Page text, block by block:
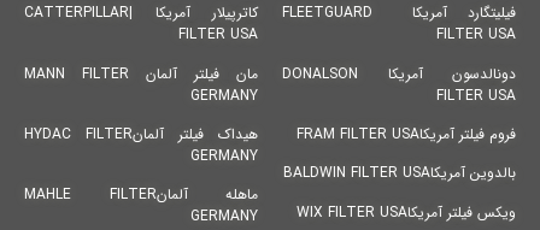
فیلیتگارد آمریکا FLEETGUARD
FILTER USA
دونالدسون آمریکا DONALSON
FILTER USA
فروم فیلتر آمریکاFRAM FILTER USA
بالدوین آمریکاBALDWIN FILTER USA
ویکس فیلتر آمریکاWIX FILTER USA
کاترپیلار آمریکا |CATTERPILLAR
FILTER USA
مان فیلتر آلمان MANN FILTER
GERMANY
هیداک فیلتر آلمانHYDAC FILTER
GERMANY
ماهله آلمانMAHLE FILTER
GERMANY